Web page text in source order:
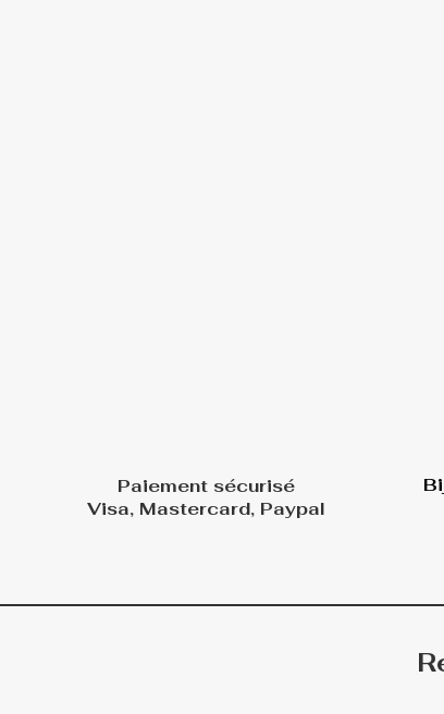
Paiement sécurisé
Visa, Mastercard, Paypal